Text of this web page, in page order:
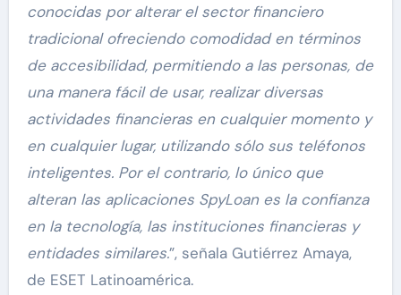
conocidas por alterar el sector financiero
tradicional ofreciendo comodidad en términos
de accesibilidad, permitiendo a las personas, de
una manera fácil de usar, realizar diversas
actividades financieras en cualquier momento y
en cualquier lugar, utilizando sólo sus teléfonos
inteligentes. Por el contrario, lo único que
alteran las aplicaciones SpyLoan es la confianza
en la tecnología, las instituciones financieras y
entidades similares.”, señala Gutiérrez Amaya,
de ESET Latinoamérica.